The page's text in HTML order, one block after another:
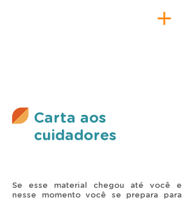
Carta aos
cuidadores
Se esse material chegou até você e
nesse momento você se prepara para